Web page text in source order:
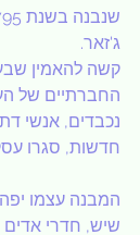
ג'זאר.
קשה להאמין
החברתיים של
נכבדים, אנשי
חדשות, סגרו
המבנה עצמו
שיש, חדרי אדים